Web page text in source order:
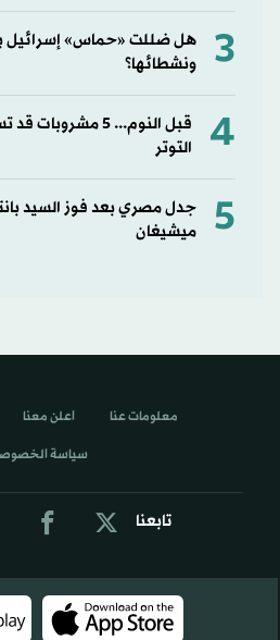
3
هل ضللت «حماس» إسرائيل
ونشطائها؟
4
قبل النوم... 5
التوتر
5
جدل مصري بعد فوز السيد
ميشيغان
تابعنا
معلومات عنا اعلن معنا
سياسة